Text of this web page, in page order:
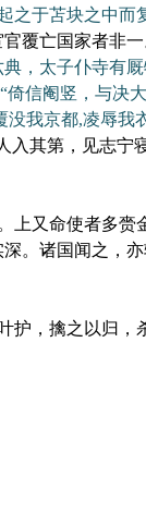
之于苫块之中而
覆亡国家者非
，太子仆寺有
信阉竖，与决
我京都,凌辱我
其第，见志宁
又命使者多赍
。诸国闻之，
，擒之以归，